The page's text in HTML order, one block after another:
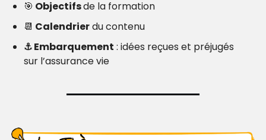
🎯 Objectifs de la formation
📆 Calendrier du contenu
⚓️ Embarquement : idées reçues et préjugés
sur l’assurance vie